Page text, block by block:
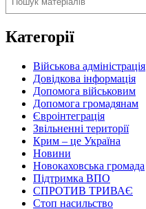
Категорії
Військова адміністрація
Довідкова інформація
Допомога військовим
Допомога громадянам
Євроінтеграція
Звільненні території
Крим – це Україна
Новини
Новокаховська громада
Підтримка ВПО
СПРОТИВ ТРИВАЄ
Стоп насильство